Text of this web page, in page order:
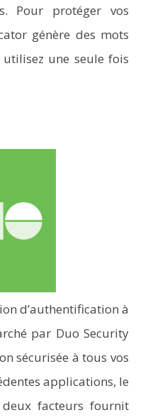
Pour protéger vos
génère des mots
une seule fois
d’authentification à
par Duo Security
sécurisée à tous vos
applications, le
deux facteurs fournit